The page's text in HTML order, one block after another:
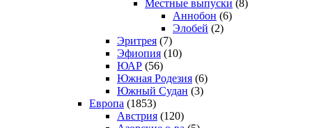
Местные выпуски (8)
Аннобон (6)
Элобей (2)
Эритрея (7)
Эфиопия (10)
ЮАР (56)
Южная Родезия (6)
Южный Судан (3)
Европа (1853)
Австрия (120)